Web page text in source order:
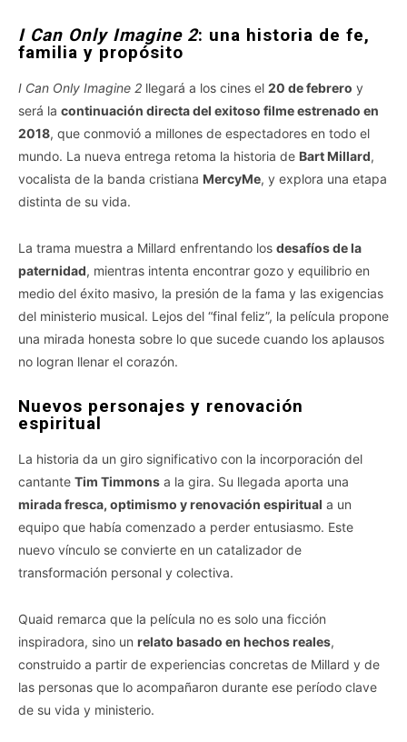
I Can Only Imagine 2: una historia de fe,
familia y propósito
I Can Only Imagine 2 llegará a los cines el 20 de febrero y
será la continuación directa del exitoso filme estrenado en
2018, que conmovió a millones de espectadores en todo el
mundo. La nueva entrega retoma la historia de Bart Millard,
vocalista de la banda cristiana MercyMe, y explora una etapa
distinta de su vida.
La trama muestra a Millard enfrentando los desafíos de la
paternidad, mientras intenta encontrar gozo y equilibrio en
medio del éxito masivo, la presión de la fama y las exigencias
del ministerio musical. Lejos del “final feliz”, la película propone
una mirada honesta sobre lo que sucede cuando los aplausos
no logran llenar el corazón.
Nuevos personajes y renovación
espiritual
La historia da un giro significativo con la incorporación del
cantante Tim Timmons a la gira. Su llegada aporta una
mirada fresca, optimismo y renovación espiritual a un
equipo que había comenzado a perder entusiasmo. Este
nuevo vínculo se convierte en un catalizador de
transformación personal y colectiva.
Quaid remarca que la película no es solo una ficción
inspiradora, sino un relato basado en hechos reales,
construido a partir de experiencias concretas de Millard y de
las personas que lo acompañaron durante ese período clave
de su vida y ministerio.